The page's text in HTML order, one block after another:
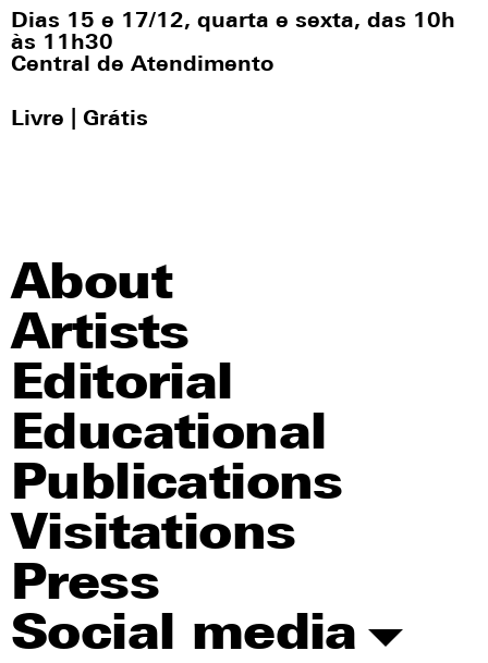
Dias 15 e 1 7/12, quarta e sexta, das 10h
às 11h30
Central de Atendimento
Livre | Grátis
About
Artists
Editorial
Educational
Publications
Visitations
Press
Social media